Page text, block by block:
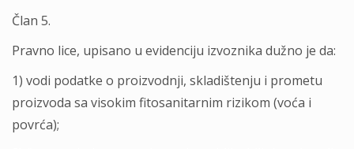
Član 5.
Pravno lice, upisano u evidenciju izvoznika dužno je da:
1) vodi podatke o proizvodnji, skladištenju i prometu
proizvoda sa visokim fitosanitarnim rizikom (voća i
povrća);